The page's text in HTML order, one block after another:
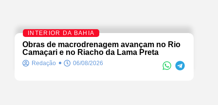
INTERIOR DA BAHIA
Obras de macrodrenagem avançam no Rio
Camaçari e no Riacho da Lama Preta
Redação 06/08/2026